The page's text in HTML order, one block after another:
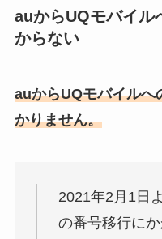
auからUQモバイル
からない
auからUQモバイルへ
かりません。
2021年2月1日
の番号移行に